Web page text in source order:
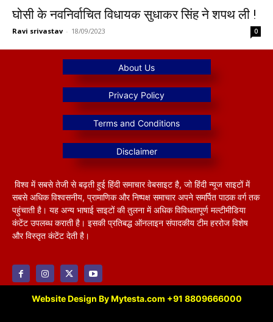
घोसी के नवनिर्वाचित विधायक सुधाकर सिंह ने शपथ ली !
Ravi srivastav - 18/09/2023 0
विश्व में सबसे तेजी से बढ़ती हुई हिंदी समाचार वेबसाइट है, जो हिंदी न्यूज साइटों में
सबसे अधिक विश्वसनीय, प्रामाणिक और निष्पक्ष समाचार अपने समर्पित पाठक वर्ग तक
पहुंचाती है। यह अन्य भाषाई साइटों की तुलना में अधिक विविधतापूर्ण मल्टीमीडिया
कंटेंट उपलब्ध कराती है। इसकी प्रतिबद्ध ऑनलाइन संपादकीय टीम हररोज विशेष
और विस्तृत कंटेंट देती है।
Website Design By Mytesta.com +91 8809666000